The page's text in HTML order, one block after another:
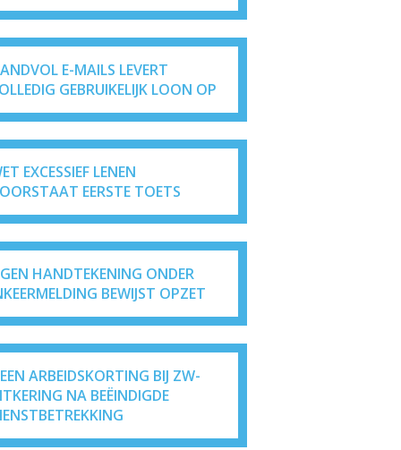
E-MAILS LEVERT
GEBRUIKELIJK LOON OP
EXCESSIEF LENEN
EERSTE TOETS
HANDTEKENING ONDER
BEWIJST OPZET
ARBEIDSKORTING BIJ ZW-
NA BEËINDIGDE